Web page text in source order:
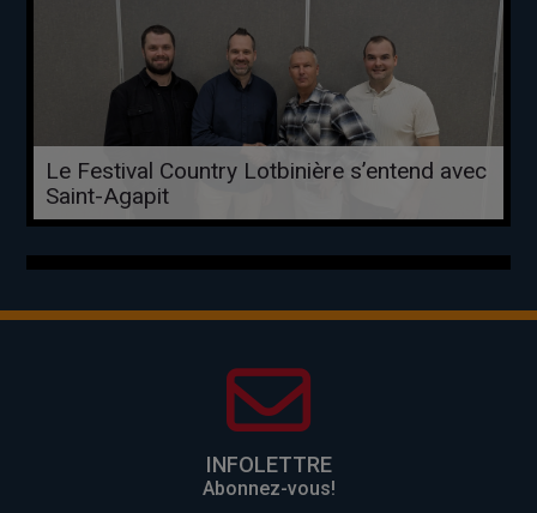
Le Festival Country Lotbinière s’entend avec
Saint-Agapit
INFOLETTRE
Abonnez-vous!